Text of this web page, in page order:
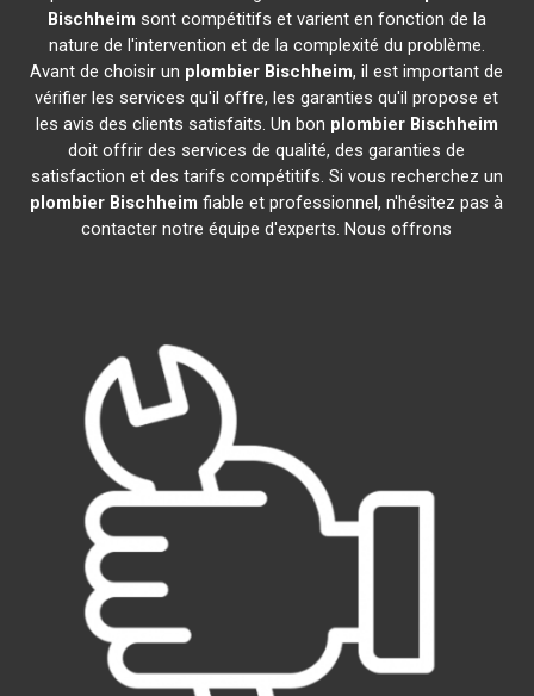
Bischheim sont compétitifs et varient en fonction de la
nature de l'intervention et de la complexité du problème.
Avant de choisir un plombier Bischheim, il est important de
vérifier les services qu'il offre, les garanties qu'il propose et
les avis des clients satisfaits. Un bon plombier Bischheim
doit offrir des services de qualité, des garanties de
satisfaction et des tarifs compétitifs. Si vous recherchez un
plombier Bischheim fiable et professionnel, n'hésitez pas à
contacter notre équipe d'experts. Nous offrons